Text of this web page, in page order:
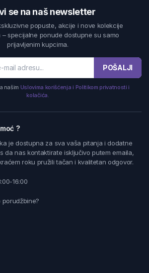
se na naš newsletter
popuste, akcije i nove kolekcije
– specijalne ponude dostupne su samo
prijavljenim kupcima.
POŠALJI
našim Uslovima korišćenja i Politikom privatnosti i
kolačića.
?
je dostupna za sva vaša pitanja i dodatne
da nas kontaktirate isključivo putem emaila,
roku pružili tačan i kvalitetan odgovor.
16:00
porudžbine?